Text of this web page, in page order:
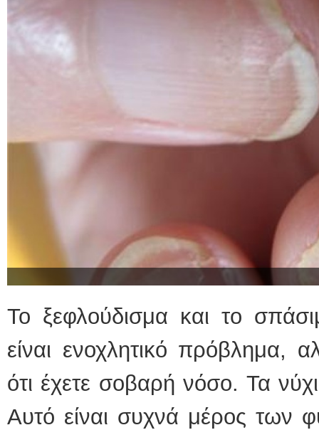
Το ξεφλούδισμα και το
είναι ενοχλητικό πρόβλημα,
ότι έχετε σοβαρή νόσο. Τα
Αυτό είναι συχνά μέρος των